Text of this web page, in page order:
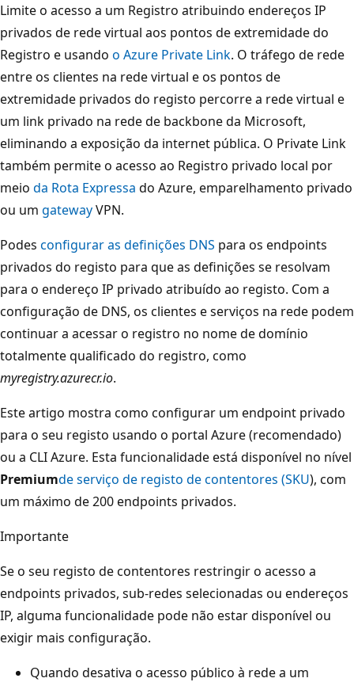
Limite o acesso a um Registro atribuindo endereços IP
privados de rede virtual aos pontos de extremidade do
Registro e usando o Azure Private Link. O tráfego de rede
entre os clientes na rede virtual e os pontos de
extremidade privados do registo percorre a rede virtual e
um link privado na rede de backbone da Microsoft,
eliminando a exposição da internet pública. O Private Link
também permite o acesso ao Registro privado local por
meio da Rota Expressa do Azure, emparelhamento privado
ou um gatewayVPN.
Podes configurar as definições DNS para os endpoints
privados do registo para que as definições se resolvam
para o endereço IP privado atribuído ao registo. Com a
configuração de DNS, os clientes e serviços na rede podem
continuar a acessar o registro no nome de domínio
totalmente qualificado do registro, como
myregistry.azurecr.io.
Este artigo mostra como configurar um endpoint privado
para o seu registo usando o portal Azure (recomendado)
ou a CLI Azure. Esta funcionalidade está disponível no nível
Premiumde serviço de registo de contentores (SKU), com
um máximo de 200 endpoints privados.
Importante
Se o seu registo de contentores restringir o acesso a
endpoints privados, sub-redes selecionadas ou endereços
IP, alguma funcionalidade pode não estar disponível ou
exigir mais configuração.
Quando desativa o acesso público à rede a um